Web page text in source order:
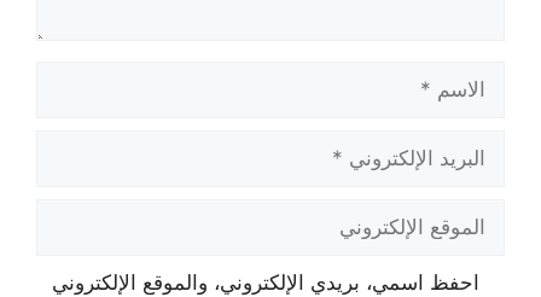
الاسم
البريد
الإلكتروني
الموقع
الإلكتروني
احفظ اسمي، بريدي الإلكتروني، والموقع الإلكتروني